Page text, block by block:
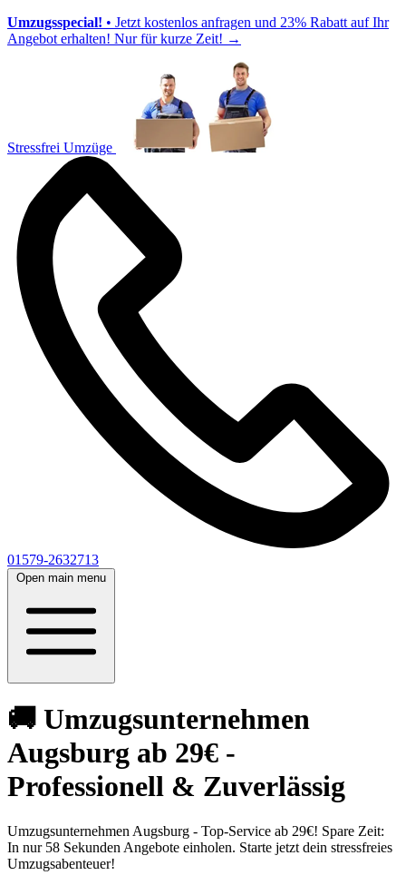
Umzugsspecial! • Jetzt kostenlos anfragen und 23% Rabatt auf Ihr
Angebot erhalten! Nur für kurze Zeit! →
Stressfrei Umzüge
01579-2632713
Open main menu
🚚 Umzugsunternehmen
Augsburg ab 29€ -
Professionell & Zuverlässig
Umzugsunternehmen Augsburg - Top-Service ab 29€! Spare Zeit:
In nur 58 Sekunden Angebote einholen. Starte jetzt dein stressfreies
Umzugsabenteuer!